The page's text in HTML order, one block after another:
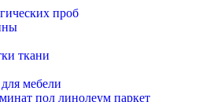
проб
ткани
мебели
пол линолеум паркет